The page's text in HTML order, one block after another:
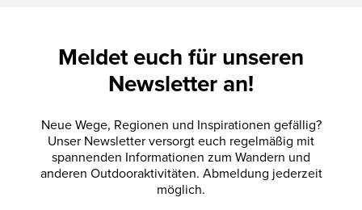
Meldet euch für unseren
Newsletter an!
Neue Wege, Regionen und Inspirationen gefällig?
Unser Newsletter versorgt euch regelmäßig mit
spannenden Informationen zum Wandern und
anderen Outdooraktivitäten. Abmeldung jederzeit
möglich.